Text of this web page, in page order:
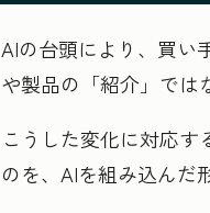
AIの台頭により、買い
や製品の「紹介」では
こうした変化に対応
のを、AIを組み込んだ